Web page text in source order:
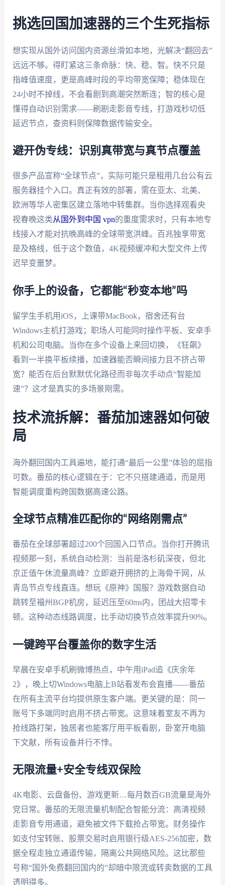
挑选回国加速器的三个生死指标
想实现从国外访问国内资源丝滑如本地，光解决“翻回去”
远远不够。得盯紧这三条命脉：快、稳、智。快不只是
指峰值速度，更是高峰时段的平均带宽保障；稳体现在
24小时不掉线，不会看剧到高潮突然断连；智的核心是
懂得自动识别需求——刷剧走影音专线，打游戏秒切低
延迟节点，查资料则保障数据传输安全。
避开伪专线：识别真带宽与真节点覆盖
很多产品宣称“全球节点”，实际可能只是租用几台公有云
服务器挂个入口。真正有效的部署，需在亚太、北美、
欧洲等华人密集区建立落地中转集群。当你选择观看央
视春晚这类从国外到中国 vpn的重度需求时，只有本地专
线接入才能对抗晚高峰的全球带宽洪峰。百兆独享带宽
是及格线，低于这个数值，4K视频缓冲和大型文件上传
迟早变噩梦。
你手上的设备，它都能“秒变本地”吗
留学生手机用iOS，上课带MacBook，宿舍还有台
Windows主机打游戏；职场人可能同时操作平板、安卓手
机和公司电脑。当你在多个设备上来回切换，《狂飙》
看到一半换平板续播，加速器能否瞬间接力且不挤占带
宽？能否在后台默默优化路径而非每次手动点“智能加
速”？这才是真实的多场景刚需。
技术流拆解：番茄加速器如何破
局
海外翻回国内工具遍地，能打通“最后一公里”体验的屈指
可数。番茄的核心逻辑在于：它不只搭建通道，而是用
智能调度重构跨国数据高速公路。
全球节点精准匹配你的“网络刚需点”
番茄在全球部署超过200个回国入口节点。当你打开腾讯
视频那一刻，系统自动检测：当前是洛杉矶深夜，但北
京正值午休流量高峰？立即避开拥挤的上海骨干网，从
青岛节点专线直连。想玩《原神》国服？游戏数据自动
跳转至福州BGP机房，延迟压至60ms内，团战大招零卡
顿。这种动态线路调度，比手动切换节点效率提升90%。
一键跨平台覆盖你的数字生活
早晨在安卓手机刷微博热点，中午用iPad追《庆余年
2》，晚上切Windows电脑上B站看发布会直播——番茄
在所有主流平台均提供原生客户端。更关键的是：同一
账号下多端同时启用不挤占带宽。这意味着室友不再为
抢线路打架，独居者也能客厅用平板看剧，卧室开电脑
下文献，所有设备并行不悖。
无限流量+安全专线双保险
4K电影、云盘备份、游戏更新…每月数百GB流量是海外
党日常。番茄的无限流量机制配合智能分流：高清视频
走影音专用通道，避免被文件下载抢占带宽。财务操作
如支付宝转账、股票交易时启用银行级AES-256加密，数
据全程走独立通道传输，隔离公共网络风险。这比那些
号称“国外免费翻回国内的”却暗中限流或转卖数据的工具
透明得多。